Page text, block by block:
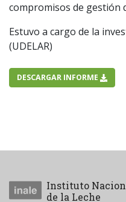
compromisos de gestión
Estuvo a cargo de la
(UDELAR)
DESCARGAR INFORME
Instituto
de la Leche